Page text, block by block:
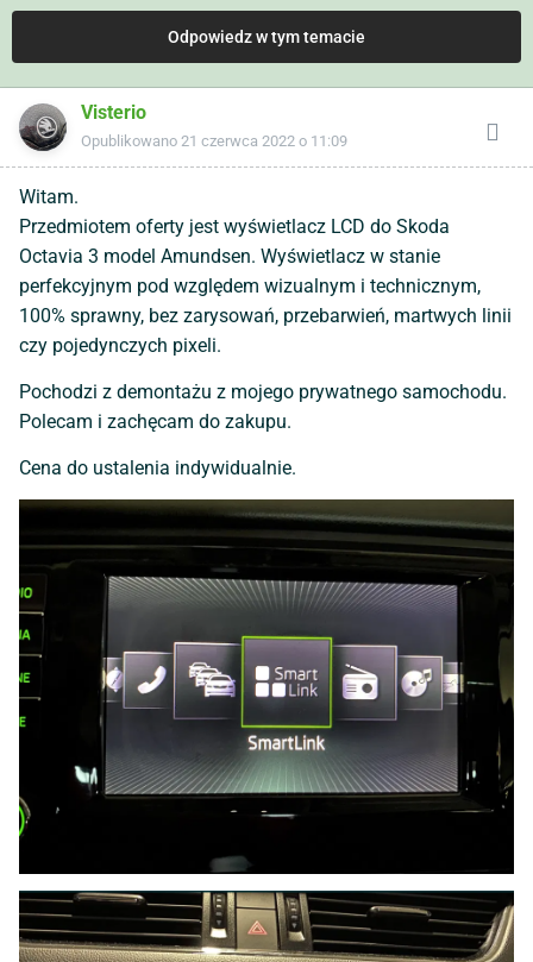
Odpowiedz w tym temacie
Visterio
Opublikowano 21 czerwca 2022 o 11:09
Witam.
Przedmiotem oferty jest wyświetlacz LCD do Skoda
Octavia 3 model Amundsen. Wyświetlacz w stanie
perfekcyjnym pod względem wizualnym i technicznym,
100% sprawny, bez zarysowań, przebarwień, martwych linii
czy pojedynczych pixeli.
Pochodzi z demontażu z mojego prywatnego samochodu.
Polecam i zachęcam do zakupu.
Cena do ustalenia indywidualnie.